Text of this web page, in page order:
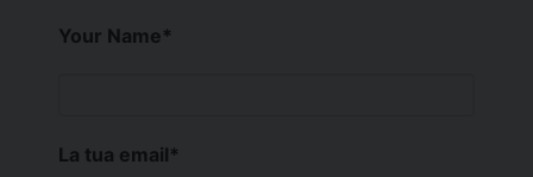
Your Name*
La tua email*